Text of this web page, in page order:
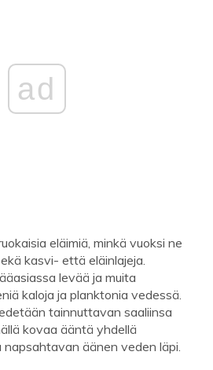
ad
​​eläimiä, minkä vuoksi ne
kasvi- että eläinlajeja.
levää ja muita
kaloja ja planktonia vedessä.
tainnuttavan saaliinsa
kovaa ääntä yhdellä
äänen veden läpi.